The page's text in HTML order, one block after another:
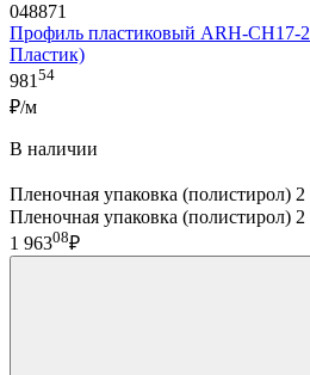
048871
Профиль пластиковый ARH-CH17-
Пластик)
98154
₽/м
В наличии
Пленочная упаковка (полистирол)
Пленочная упаковка (полистирол)
1 96308₽